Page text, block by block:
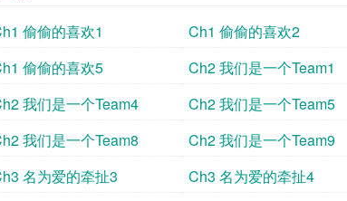
偷偷的喜欢1 Ch1 偷偷的喜欢2
偷偷的喜欢5 Ch2 我们是一个Team1
我们是一个Team4 Ch2 我们是一个Team5
我们是一个Team8 Ch2 我们是一个Team9
名为爱的牵扯3 Ch3 名为爱的牵扯4